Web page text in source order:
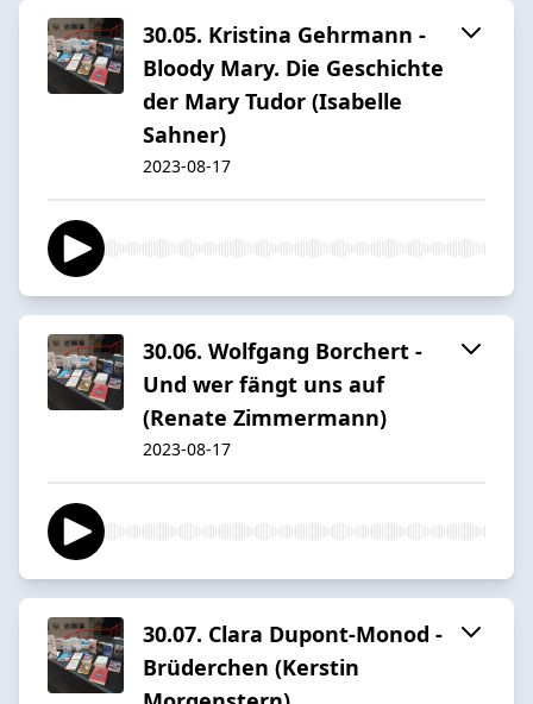
30.05. Kristina Gehrmann -
Bloody Mary. Die Geschichte
der Mary Tudor (Isabelle
Sahner)
2023-08-17
30.06. Wolfgang Borchert -
Und wer fängt uns auf
(Renate Zimmermann)
2023-08-17
30.07. Clara Dupont-Monod -
Brüderchen (Kerstin